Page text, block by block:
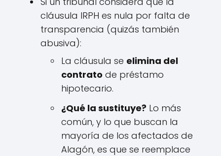
cláusula IRPH es nula por falta de
transparencia (quizás también
abusiva):
La cláusula se elimina del
contrato de préstamo
hipotecario.
¿Qué la sustituye? Lo más
común, y lo que buscan la
mayoría de los afectados de
Alagón, es que se reemplace